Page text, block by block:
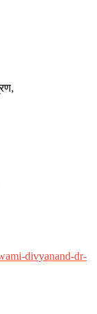
divyanand-dr-